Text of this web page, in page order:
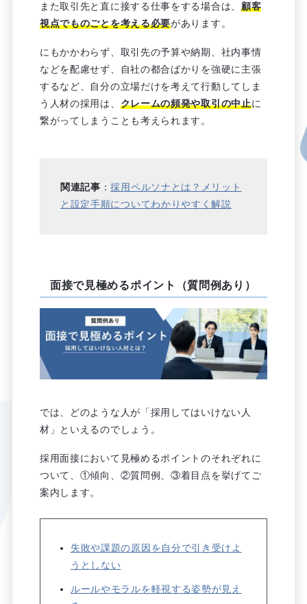
また取引先と直に接する仕事をする場合は、 顧客
視点でものごとを考える必要があります。
にもかかわらず、取引先の予算や納期、社内事情
などを配慮せず、自社の都合ばかりを強硬に主張
するなど、自分の立場だけを考えて行動してしま
う人材の採用は、 クレームの頻発や取引の中止に
繋がってしまうことも考えられます。
関連記事 ：採用ペルソナとは？メリット
と設定手順についてわかりやすく解説
面接で見極めるポイント（質問例あり）
では、どのような人が「採用してはいけない人
材」といえるのでしょう。
採用面接において見極めるポイントのそれぞれに
ついて、①傾向、②質問例、③着目点を挙げてご
案内します。
失敗や課題の原因を自分で引き受けよ
うとしない
ルールやモラルを軽視する姿勢が見え